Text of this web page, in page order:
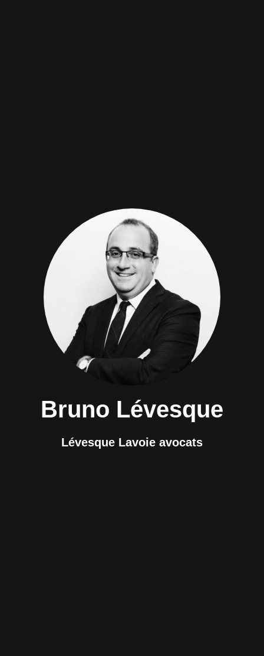
Bruno Lévesque
Lévesque Lavoie avocats